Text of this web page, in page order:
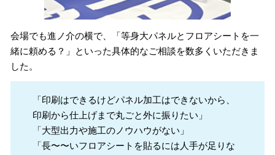
会場でも進ノ介の横で、「等身大パネルとフロアシートを一
緒に頼める？」といった具体的なご相談を数多くいただきま
した。
「印刷はできるけどパネル加工はできないから、
印刷から仕上げまで丸ごと外に振りたい」
「大型出力や施工のノウハウがない」
「長〜〜いフロアシートを貼るには人手が足りな